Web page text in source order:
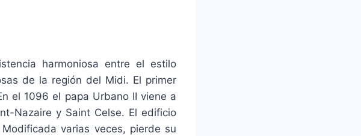
harmoniosa entre el estilo
de la región del Midi. El primer
el 1096 el papa Urbano II viene a
Nazaire y Saint Celse. El edificio
varias veces, pierde su